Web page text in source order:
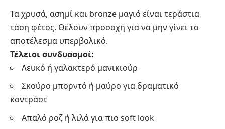
Τα χρυσά, ασημί και bronze μαγιό είναι τεράστια
τάση φέτος. Θέλουν προσοχή για να μην γίνει το
αποτέλεσμα υπερβολικό.
Τέλειοι συνδυασμοί:
Λευκό ή γαλακτερό μανικιούρ
Σκούρο μπορντό ή μαύρο για δραματικό
κοντράστ
Απαλό ροζ ή λιλά για πιο soft look